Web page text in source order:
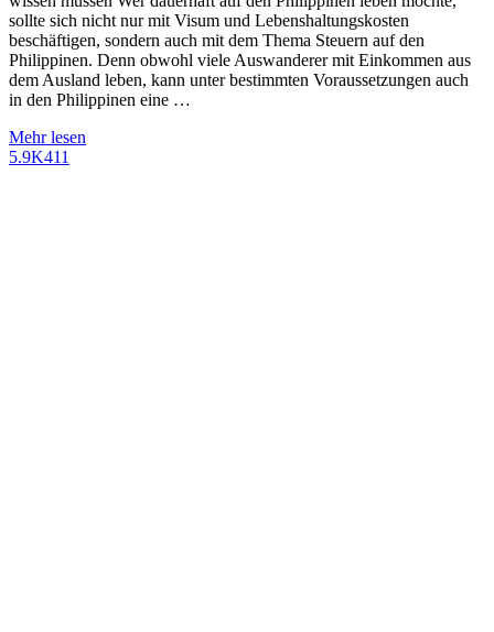
sollte sich nicht nur mit Visum und Lebenshaltungskosten
beschäftigen, sondern auch mit dem Thema Steuern auf den
Philippinen. Denn obwohl viele Auswanderer mit Einkommen aus
dem Ausland leben, kann unter bestimmten Voraussetzungen auch
in den Philippinen eine …
Mehr lesen
5.9K411